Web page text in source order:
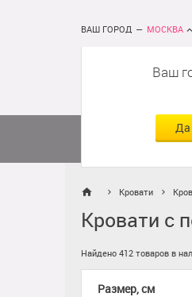
ВАШ ГОРОД — МОСКВА
Ваш
Да
Кровати
Кровати с
Найдено 412 товаров в
Размер, см